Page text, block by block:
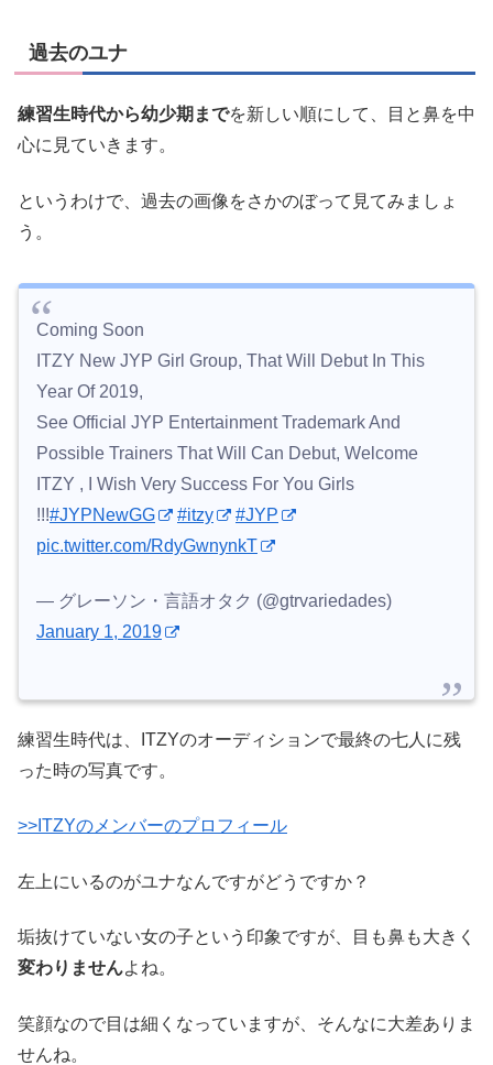
過去のユナ
練習生時代から幼少期までを新しい順にして、目と鼻を中
心に見ていきます。
というわけで、過去の画像をさかのぼって見てみましょ
う。
Coming Soon
ITZY New JYP Girl Group, That Will Debut In This
Year Of 2019,
See Official JYP Entertainment Trademark And
Possible Trainers That Will Can Debut, Welcome
ITZY , I Wish Very Success For You Girls
!!!#JYPNewGG #itzy
#JYP
pic.twitter.com/RdyGwnynkT
— グレーソン・言語オタク (@gtrvariedades)
January 1, 2019
練習生時代は、ITZYのオーディションで最終の七人に残
った時の写真です。
>>ITZYのメンバーのプロフィール
左上にいるのがユナなんですがどうですか？
垢抜けていない女の子という印象ですが、目も鼻も大きく
変わりませんよね。
笑顔なので目は細くなっていますが、そんなに大差ありま
せんね。